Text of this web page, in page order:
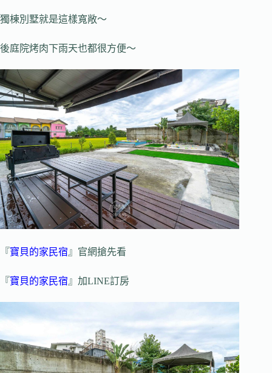
獨棟別墅就是這樣寬敞～
後庭院烤肉下雨天也都很方便～
『寶貝的家民宿 』官網搶先看
『寶貝的家民宿 』加LINE訂房